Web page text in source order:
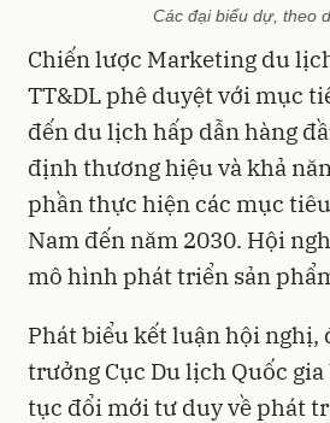
Các đại biểu dự, theo
Chiến lược Marketing du
TT&DL phê duyệt với mục
đến du lịch hấp dẫn hàng
định thương hiệu và khả
phần thực hiện các mục
Nam đến năm 2030. Hội
mô hình phát triển sản
Phát biểu kết luận hội nghị,
trưởng Cục Du lịch Quốc
tục đổi mới tư duy về phát